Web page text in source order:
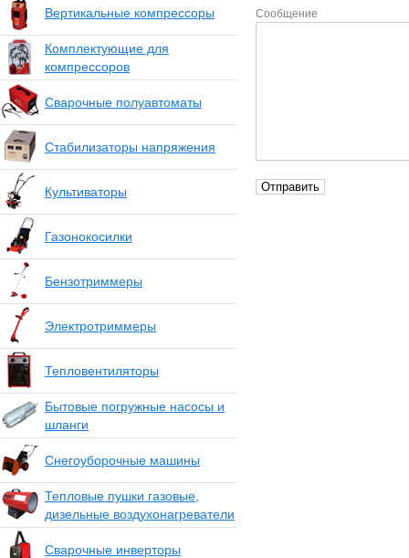
Вертикальные компрессоры
Комплектующие для
компрессоров
Сварочные полуавтоматы
Стабилизаторы напряжения
Культиваторы
Газонокосилки
Бензотриммеры
Электротриммеры
Тепловентиляторы
Бытовые погружные насосы и
шланги
Снегоуборочные машины
Тепловые пушки газовые,
дизельные воздухонагреватели
Сварочные инверторы
Сообщение